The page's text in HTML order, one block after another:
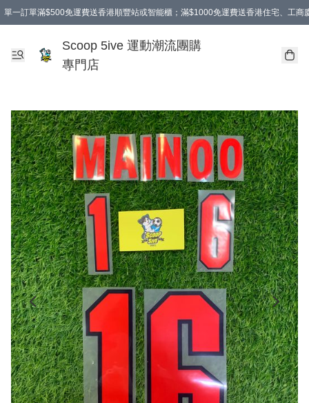
單一訂單滿$500免運費送香港順豐站或智能櫃；滿$1000免運費送香港住宅、工商
Scoop 5ive 運動潮流團購
專門店